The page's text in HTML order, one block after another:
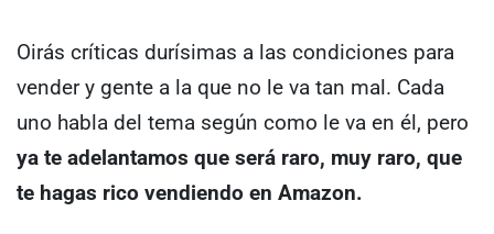
Oirás críticas durísimas a las condiciones para
vender y gente a la que no le va tan mal. Cada
uno habla del tema según como le va en él, pero
ya te adelantamos que será raro, muy raro, que
te hagas rico vendiendo en Amazon.